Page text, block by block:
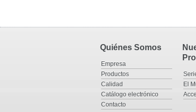
Quiénes Somos
Empresa
Productos
Calidad
Catálogo electrónico
Contacto
El